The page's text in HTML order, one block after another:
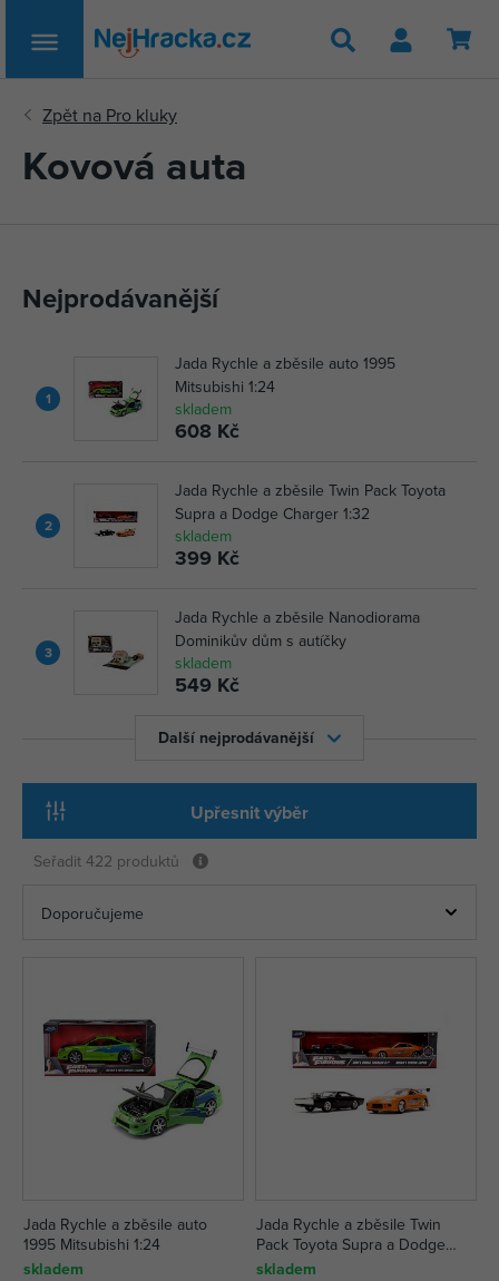
Hledat
Kovová auta
Nejprodávanější
1
Jada Rychle a zběsile auto 1995
Mitsubishi 1:24
skladem
608 Kč
2
Jada Rychle a zběsile Twin Pack Toyota
Supra a Dodge Charger 1:32
skladem
399 Kč
3
Jada Rychle a zběsile Nanodiorama
Dominikův dům s autíčky
skladem
549 Kč
Další nejprodávanější
Upřesnit výběr
Seřadit 422 produktů
Jada Rychle a zběsile auto
1995 Mitsubishi 1:24
skladem
Jada Rychle a zběsile Twin
Pack Toyota Supra a Dodge
Charger 1:32
skladem